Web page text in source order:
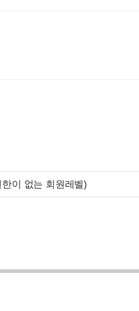
한이 없는 회원레벨)